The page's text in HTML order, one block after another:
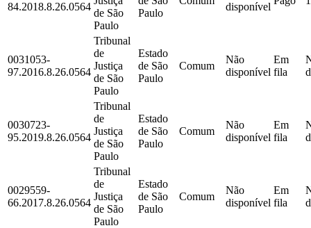
84.2018.8.26.0564
de São
Paulo
Paulo
disponível
0031053-
97.2016.8.26.0564
Tribunal
de
Justiça
de São
Paulo
Estado
de São
Paulo
Comum
Não
disponível
Em
fila
0030723-
95.2019.8.26.0564
Tribunal
de
Justiça
de São
Paulo
Estado
de São
Paulo
Comum
Não
disponível
Em
fila
0029559-
66.2017.8.26.0564
Tribunal
de
Justiça
de São
Paulo
Estado
de São
Paulo
Comum
Não
disponível
Em
fila